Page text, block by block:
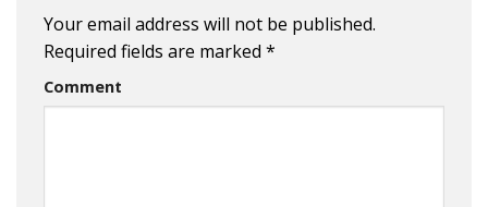
Your email address will not be published.
Required fields are marked *
Comment